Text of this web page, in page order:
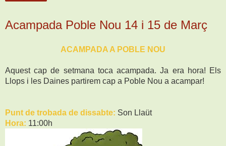
Acampada Poble Nou 14 i 15 de Març
ACAMPADA A POBLE NOU
Aquest cap de setmana toca acampada. Ja era hora! Els
Llops i les Daines partirem cap a Poble Nou a acampar!
Punt de trobada de dissabte: Son Llaüt
Hora: 11:00h